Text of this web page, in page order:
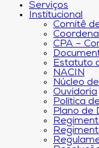
Serviços
Institucional
Comitê
CPA –
Estatuto
NACIN
Núcleo
Ouvidoria
Política
Plano de